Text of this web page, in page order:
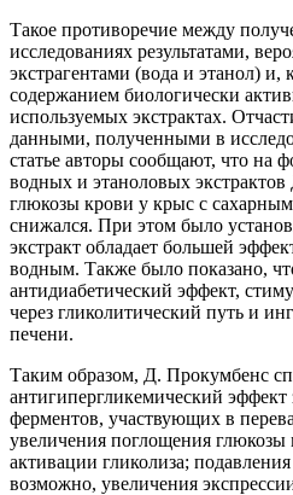
Такое противоречие между
исследованиях результатами,
экстрагентами (вода и этанол) и,
содержанием биологически
используемых экстрактах.
данными, полученными в
статье авторы сообщают, что на
водных и этаноловых
глюкозы крови у крыс с
снижался. При этом было
экстракт обладает большей
водным. Также было показано,
антидиабетический эффект,
через гликолитический путь и
печени.
Таким образом, Д. Прокумбенс
антигипергликемический эффект
ферментов, участвующих в
увеличения поглощения
активации гликолиза;
возможно, увеличения